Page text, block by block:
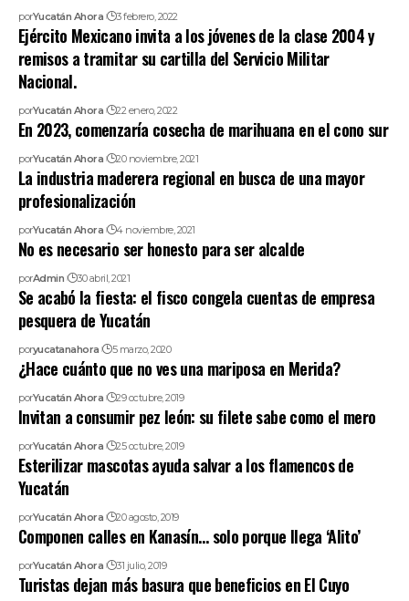
porYucatán Ahora 3 febrero, 2022
Ejército Mexicano invita a los jóvenes de la clase 2004 y
remisos a tramitar su cartilla del Servicio Militar
Nacional.
porYucatán Ahora 22 enero, 2022
En 2023, comenzaría cosecha de marihuana en el cono sur
porYucatán Ahora 20 noviembre, 2021
La industria maderera regional en busca de una mayor
profesionalización
porYucatán Ahora 4 noviembre, 2021
No es necesario ser honesto para ser alcalde
porAdmin 30 abril, 2021
Se acabó la fiesta: el fisco congela cuentas de empresa
pesquera de Yucatán
poryucatanahora 5 marzo, 2020
¿Hace cuánto que no ves una mariposa en Merida?
porYucatán Ahora 29 octubre, 2019
Invitan a consumir pez león: su filete sabe como el mero
porYucatán Ahora 25 octubre, 2019
Esterilizar mascotas ayuda salvar a los flamencos de
Yucatán
porYucatán Ahora 20 agosto, 2019
Componen calles en Kanasín… solo porque llega ‘Alito’
porYucatán Ahora 31 julio, 2019
Turistas dejan más basura que beneficios en El Cuyo